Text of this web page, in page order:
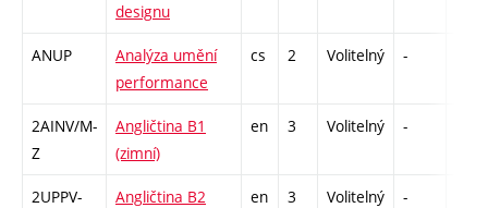
designu
ANUP
Analýza umění
performance
cs 2 Volitelný -
2AINV/M-
Z
Angličtina B1
(zimní)
en 3 Volitelný -
2UPPV-
Angličtina B2
en 3 Volitelný -